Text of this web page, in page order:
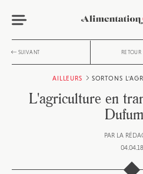
SUIVANT RETOUR
AILLEURS SORTONS
L'agriculture en
PAR LA
04.04.18